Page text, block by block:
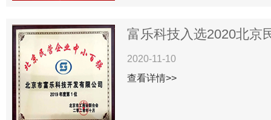
富乐科技入选2020北京
2020-11-10
查看详情>>